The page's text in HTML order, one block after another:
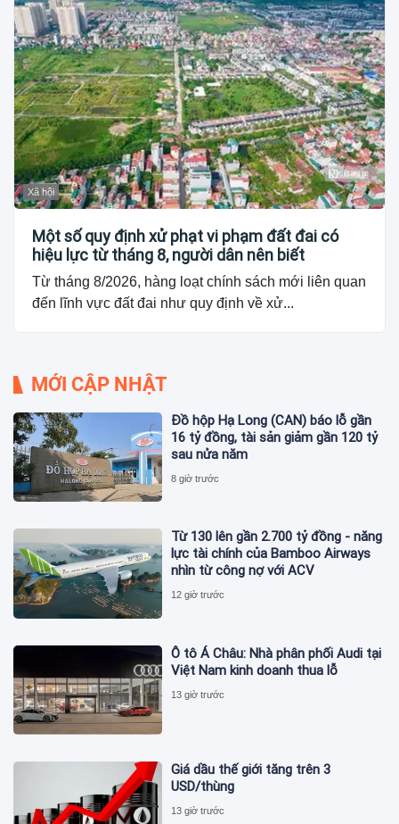
Xã hội
Một số quy định xử phạt vi phạm đất đai có
hiệu lực từ tháng 8, người dân nên biết
Từ tháng 8/2026, hàng loạt chính sách mới liên quan
đến lĩnh vực đất đai như quy định về xử...
MỚI CẬP NHẬT
Đồ hộp Hạ Long (CAN) báo lỗ gần
16 tỷ đồng, tài sản giảm gần 120 tỷ
sau nửa năm
8 giờ trước
Từ 130 lên gần 2.700 tỷ đồng - năng
lực tài chính của Bamboo Airways
nhìn từ công nợ với ACV
12 giờ trước
Ô tô Á Châu: Nhà phân phối Audi tại
Việt Nam kinh doanh thua lỗ
13 giờ trước
Giá dầu thế giới tăng trên 3
USD/thùng
13 giờ trước